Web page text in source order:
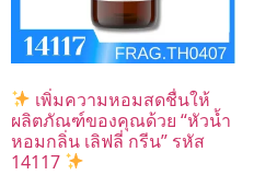
เพิ่มความหอมสดชื่นให้
ผลิตภัณฑ์ของคุณด้วย “หัวน้ำ
หอมกลิ่น เลิฟลี่ กรีน” รหัส
14117